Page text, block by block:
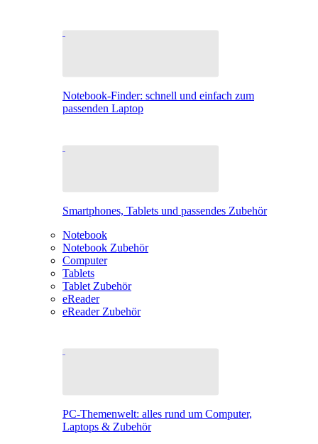
Notebook-Finder: schnell und einfach zum
passenden Laptop
Smartphones, Tablets und passendes Zubehör
Notebook
Notebook Zubehör
Computer
Tablets
Tablet Zubehör
eReader
eReader Zubehör
PC-Themenwelt: alles rund um Computer,
Laptops & Zubehör